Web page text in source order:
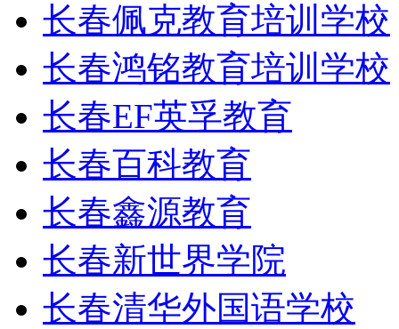
长春佩克教育培训学校
长春鸿铭教育培训学校
长春EF英孚教育
长春百科教育
长春鑫源教育
长春新世界学院
长春清华外国语学校